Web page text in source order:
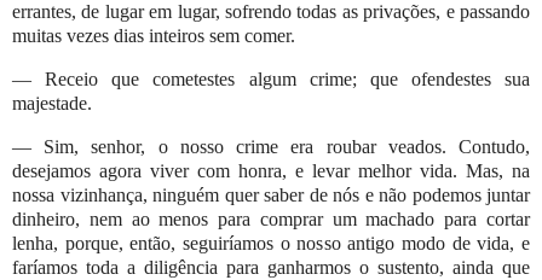
errantes, de lugar em lugar, sofrendo todas as privações, e passando
muitas vezes dias inteiros sem comer.
— Receio que cometestes algum crime; que ofendestes sua
majestade.
— Sim, senhor, o nosso crime era roubar veados. Contudo,
desejamos agora viver com honra, e levar melhor vida. Mas, na
nossa vizinhança, ninguém quer saber de nós e não podemos juntar
dinheiro, nem ao menos para comprar um machado para cortar
lenha, porque, então, seguiríamos o nosso antigo modo de vida, e
faríamos toda a diligência para ganharmos o sustento, ainda que